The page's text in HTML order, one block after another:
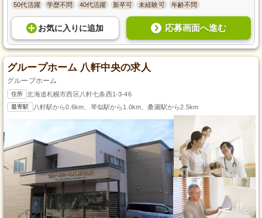
50代活躍 学歴不問 40代活躍 新卒可 未経験可 年齢不問
お気に入り に追加 応募画面へ進む
グループホーム 八軒中央の求人
グループホーム
住所 北海道札幌市西区八軒七条西1-3-46
最寄駅 八軒駅から0.6km、琴似駅から1.0km、桑園駅から2.5km